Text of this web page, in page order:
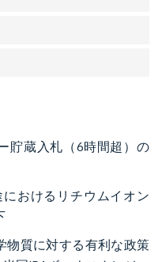
貯蔵入札（6時間超）の
におけるリチウムイオン
物質に対する有利な政策